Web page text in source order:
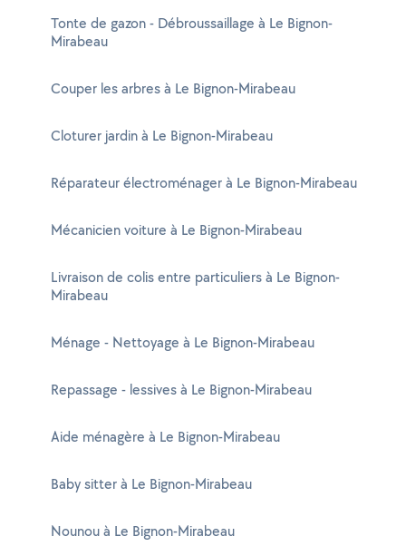
Tonte de gazon - Débroussaillage à Le Bignon-
Mirabeau
Couper les arbres à Le Bignon-Mirabeau
Cloturer jardin à Le Bignon-Mirabeau
Réparateur électroménager à Le Bignon-Mirabeau
Mécanicien voiture à Le Bignon-Mirabeau
Livraison de colis entre particuliers à Le Bignon-
Mirabeau
Ménage - Nettoyage à Le Bignon-Mirabeau
Repassage - lessives à Le Bignon-Mirabeau
Aide ménagère à Le Bignon-Mirabeau
Baby sitter à Le Bignon-Mirabeau
Nounou à Le Bignon-Mirabeau